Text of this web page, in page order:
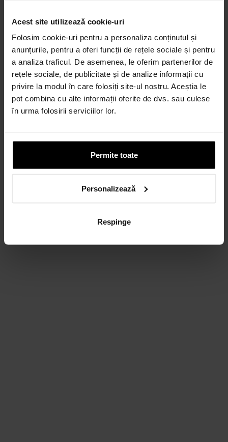
Acest site utilizează cookie-uri
Folosim cookie-uri pentru a personaliza conținutul și
anunțurile, pentru a oferi funcții de rețele sociale și pentru
a analiza traficul. De asemenea, le oferim partenerilor de
rețele sociale, de publicitate și de analize informații cu
privire la modul în care folosiți site-ul nostru. Aceștia le
pot combina cu alte informații oferite de dvs. sau culese
în urma folosirii serviciilor lor.
Permite toate
Personalizează
Respinge
Consumer Financing IF.N. S.A.
CALCULEAZĂ RATA
Credit 100% Online prin TBI
CALCULEAZĂ RATA
CARD AVANTAJ
Până la 24 de rate fără dobândă.